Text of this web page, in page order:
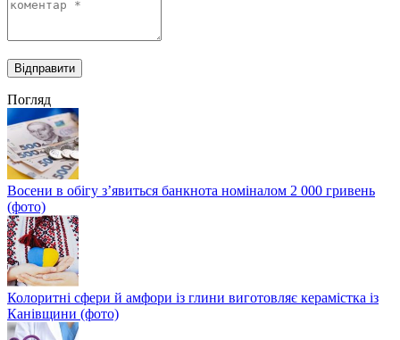
Погляд
Восени в обігу з’явиться банкнота номіналом 2 000 гривень
(фото)
Колоритні сфери й амфори із глини виготовляє керамістка із
Канівщини (фото)